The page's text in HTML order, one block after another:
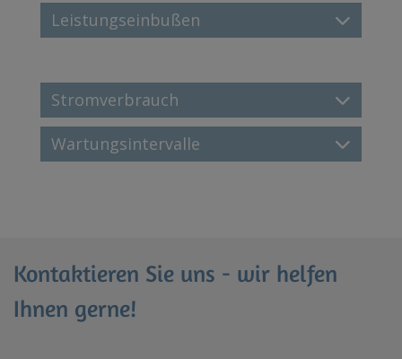
Leistungseinbußen
Stromverbrauch
Wartungsintervalle
Kontaktieren Sie uns - wir helfen
Ihnen gerne!